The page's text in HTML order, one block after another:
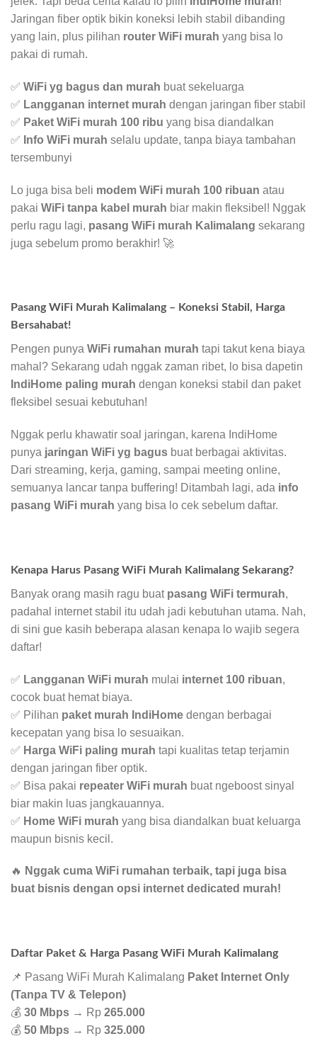
Jaringan fiber optik bikin koneksi lebih stabil dibanding
yang lain, plus pilihan router WiFi murah yang bisa lo
pakai di rumah.
✅ WiFi yg bagus dan murah buat sekeluarga
✅ Langganan internet murah dengan jaringan fiber stabil
✅ Paket WiFi murah 100 ribu yang bisa diandalkan
✅ Info WiFi murah selalu update, tanpa biaya tambahan
tersembunyi
Lo juga bisa beli modem WiFi murah 100 ribuan atau
pakai WiFi tanpa kabel murah biar makin fleksibel! Nggak
perlu ragu lagi, pasang WiFi murah Kalimalang sekarang
juga sebelum promo berakhir! 🚀
Pasang WiFi Murah Kalimalang – Koneksi Stabil, Harga
Bersahabat!
Pengen punya WiFi rumahan murah tapi takut kena biaya
mahal? Sekarang udah nggak zaman ribet, lo bisa dapetin
IndiHome paling murah dengan koneksi stabil dan paket
fleksibel sesuai kebutuhan!
Nggak perlu khawatir soal jaringan, karena IndiHome
punya jaringan WiFi yg bagus buat berbagai aktivitas.
Dari streaming, kerja, gaming, sampai meeting online,
semuanya lancar tanpa buffering! Ditambah lagi, ada info
pasang WiFi murah yang bisa lo cek sebelum daftar.
Kenapa Harus Pasang WiFi Murah Kalimalang Sekarang?
Banyak orang masih ragu buat pasang WiFi termurah,
padahal internet stabil itu udah jadi kebutuhan utama. Nah,
di sini gue kasih beberapa alasan kenapa lo wajib segera
daftar!
✅ Langganan WiFi murah mulai internet 100 ribuan,
cocok buat hemat biaya.
✅ Pilihan paket murah IndiHome dengan berbagai
kecepatan yang bisa lo sesuaikan.
✅ Harga WiFi paling murah tapi kualitas tetap terjamin
dengan jaringan fiber optik.
✅ Bisa pakai repeater WiFi murah buat ngeboost sinyal
biar makin luas jangkauannya.
✅ Home WiFi murah yang bisa diandalkan buat keluarga
maupun bisnis kecil.
🔥 Nggak cuma WiFi rumahan terbaik, tapi juga bisa
buat bisnis dengan opsi internet dedicated murah!
Daftar Paket & Harga Pasang WiFi Murah Kalimalang
📌 Pasang WiFi Murah Kalimalang Paket Internet Only
(Tanpa TV & Telepon)
💰 30 Mbps → Rp 265.000
💰 50 Mbps → Rp 325.000